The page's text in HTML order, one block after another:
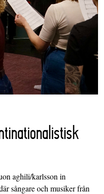
aghili/karlsson in
sångare och musiker från